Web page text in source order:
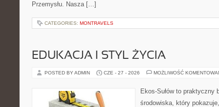
Przemysłu. Nasza […]
CATEGORIES: MONTRAVELS
EDUKACJA I STYL ŻYCIA
POSTED BY ADMIN CZE - 27 - 2026 MOŻLIWOŚĆ
Ekos-Sułów to praktyczny
środowiska, który